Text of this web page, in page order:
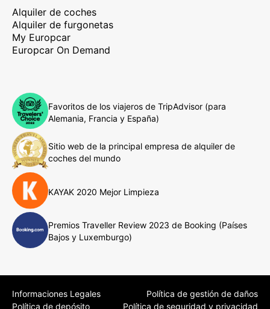
Alquiler de coches
Alquiler de furgonetas
My Europcar
Europcar On Demand
Favoritos de los viajeros de TripAdvisor (para
Alemania, Francia y España)
Sitio web de la principal empresa de alquiler de
coches del mundo
KAYAK 2020 Mejor Limpieza
Premios Traveller Review 2023 de Booking (Países
Bajos y Luxemburgo)
Informaciones Legales
Política de gestión de daños
Política de depósito
Política de seguridad y privacidad